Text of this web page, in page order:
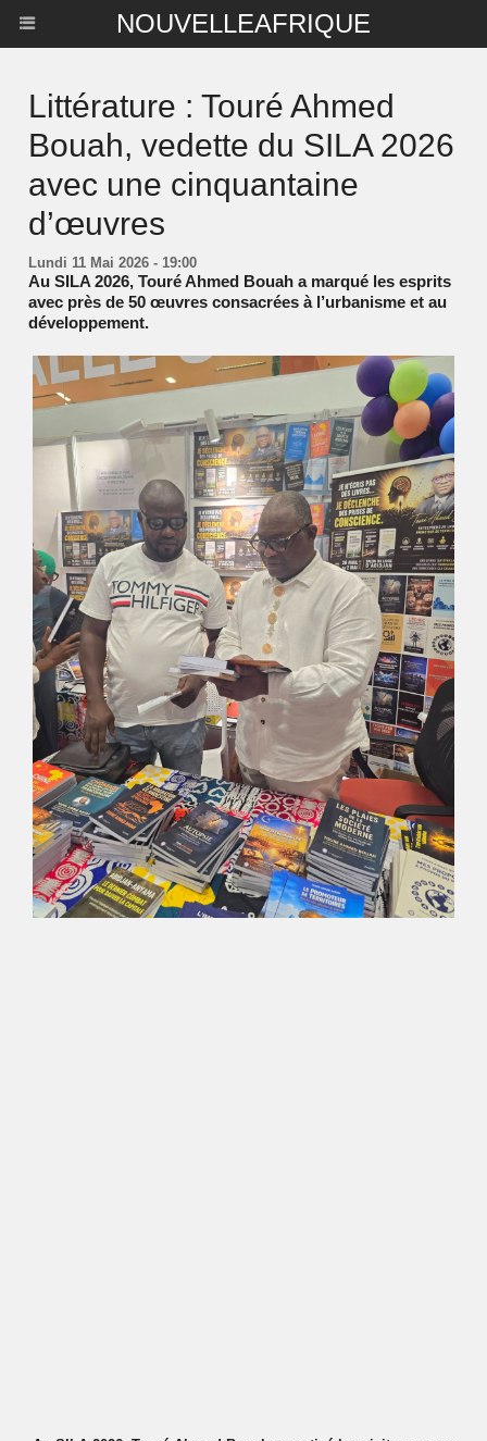
NOUVELLEAFRIQUE
Littérature : Touré Ahmed
Bouah, vedette du SILA 2026
avec une cinquantaine
d’œuvres
Lundi 11 Mai 2026 - 19:00
Au SILA 2026, Touré Ahmed Bouah a marqué les esprits
avec près de 50 œuvres consacrées à l’urbanisme et au
développement.